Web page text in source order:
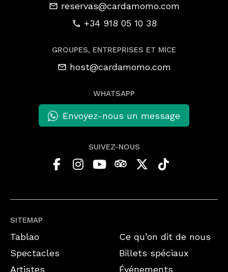
SITEMAP
Tablao
Spectacles
Artistes
Ce qu’on dit de nous
Billets spéciaux
Événements
reservas@cardamomo.com
+34 918 05 10 38
GROUPES, ENTREPRISES ET MICE
host@cardamomo.com
WHATSAPP
Envoyez-nous un message
SUIVEZ-NOUS